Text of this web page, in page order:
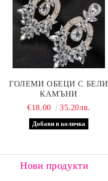
ГОЛЕМИ ОБЕЦИ С БЕЛИ
КАМЪНИ
€18.00
35.20лв.
Нови продукти